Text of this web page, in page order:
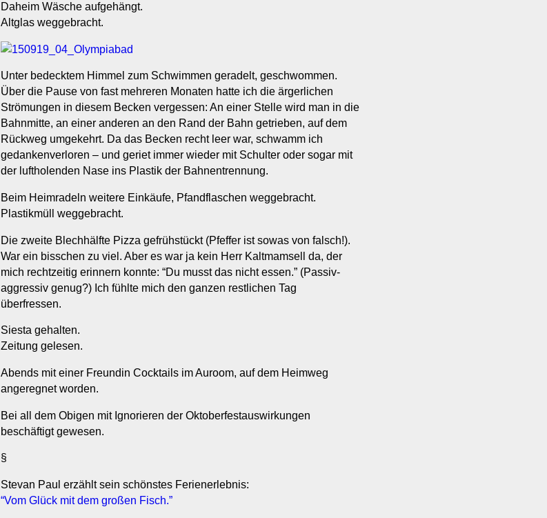
Daheim Wäsche aufgehängt.
Altglas weggebracht.
Unter bedecktem Himmel zum Schwimmen geradelt, geschwommen.
Über die Pause von fast mehreren Monaten hatte ich die ärgerlichen
Strömungen in diesem Becken vergessen: An einer Stelle wird man in die
Bahnmitte, an einer anderen an den Rand der Bahn getrieben, auf dem
Rückweg umgekehrt. Da das Becken recht leer war, schwamm ich
gedankenverloren – und geriet immer wieder mit Schulter oder sogar mit
der luftholenden Nase ins Plastik der Bahnentrennung.
Beim Heimradeln weitere Einkäufe, Pfandflaschen weggebracht.
Plastikmüll weggebracht.
Die zweite Blechhälfte Pizza gefrühstückt (Pfeffer ist sowas von falsch!).
War ein bisschen zu viel. Aber es war ja kein Herr Kaltmamsell da, der
mich rechtzeitig erinnern konnte: “Du musst das nicht essen.” (Passiv-
aggressiv genug?) Ich fühlte mich den ganzen restlichen Tag
überfressen.
Siesta gehalten.
Zeitung gelesen.
Abends mit einer Freundin Cocktails im Auroom, auf dem Heimweg
angeregnet worden.
Bei all dem Obigen mit Ignorieren der Oktoberfestauswirkungen
beschäftigt gewesen.
§
Stevan Paul erzählt sein schönstes Ferienerlebnis:
“Vom Glück mit dem großen Fisch.”